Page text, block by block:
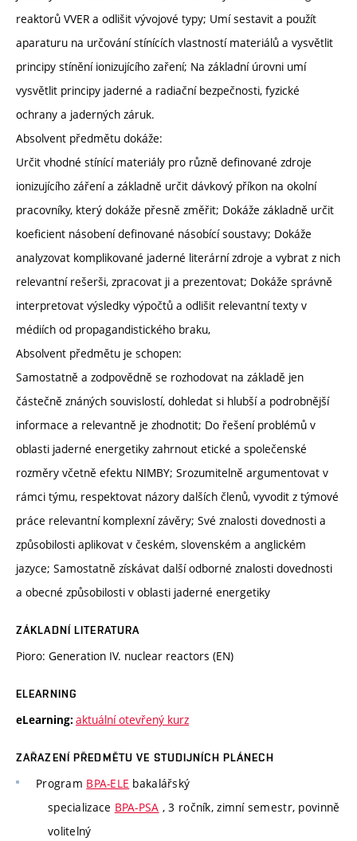
reaktorů VVER a odlišit vývojové typy; Umí sestavit a použít
aparaturu na určování stínících vlastností materiálů a vysvětlit
principy stínění ionizujícího zaření; Na základní úrovni umí
vysvětlit principy jaderné a radiační bezpečnosti, fyzické
ochrany a jaderných záruk.
Absolvent předmětu dokáže:
Určit vhodné stínící materiály pro různě definované zdroje
ionizujícího záření a základně určit dávkový příkon na okolní
pracovníky, který dokáže přesně změřit; Dokáže základně určit
koeficient násobení definované násobící soustavy; Dokáže
analyzovat komplikované jaderné literární zdroje a vybrat z nich
relevantní rešerši, zpracovat ji a prezentovat; Dokáže správně
interpretovat výsledky výpočtů a odlišit relevantní texty v
médiích od propagandistického braku,
Absolvent předmětu je schopen:
Samostatně a zodpovědně se rozhodovat na základě jen
částečně znáných souvislostí, dohledat si hlubší a podrobnější
informace a relevantně je zhodnotit; Do řešení problémů v
oblasti jaderné energetiky zahrnout etické a společenské
rozměry včetně efektu NIMBY; Srozumitelně argumentovat v
rámci týmu, respektovat názory dalších členů, vyvodit z týmové
práce relevantní komplexní závěry; Své znalosti dovednosti a
způsobilosti aplikovat v českém, slovenském a anglickém
jazyce; Samostatně získávat další odborné znalosti dovednosti
a obecné způsobilosti v oblasti jaderné energetiky
ZÁKLADNÍ LITERATURA
Pioro: Generation IV. nuclear reactors (EN)
ELEARNING
eLearning: aktuální otevřený kurz
ZAŘAZENÍ PŘEDMĚTU VE STUDIJNÍCH PLÁNECH
Program BPA-ELE bakalářský
specializace BPA-PSA , 3 ročník, zimní semestr, povinně
volitelný